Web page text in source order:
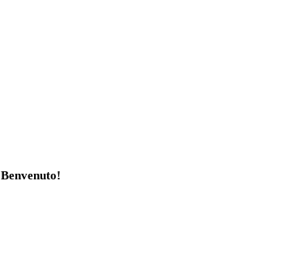
Benvenuto!